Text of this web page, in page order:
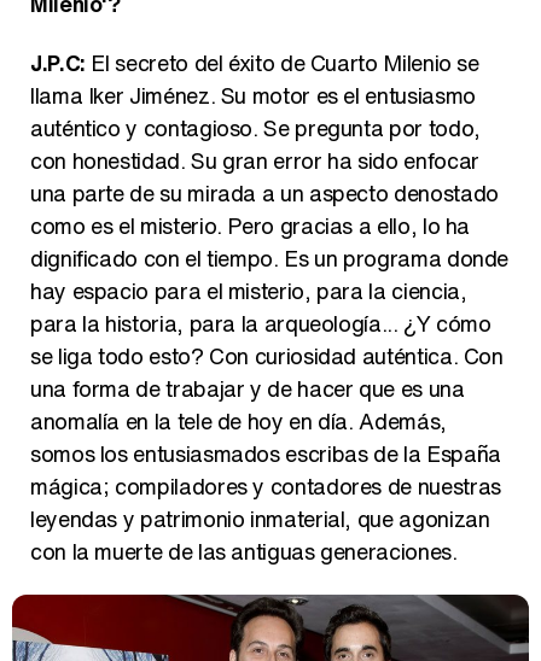
J.P.C: El secreto del éxito de Cuarto Milenio se
llama Iker Jiménez. Su motor es el entusiasmo
auténtico y contagioso. Se pregunta por todo,
con honestidad. Su gran error ha sido enfocar
una parte de su mirada a un aspecto denostado
como es el misterio. Pero gracias a ello, lo ha
dignificado con el tiempo. Es un programa donde
hay espacio para el misterio, para la ciencia,
para la historia, para la arqueología... ¿Y cómo
se liga todo esto? Con curiosidad auténtica. Con
una forma de trabajar y de hacer que es una
anomalía en la tele de hoy en día. Además,
somos los entusiasmados escribas de la España
mágica; compiladores y contadores de nuestras
leyendas y patrimonio inmaterial, que agonizan
con la muerte de las antiguas generaciones.